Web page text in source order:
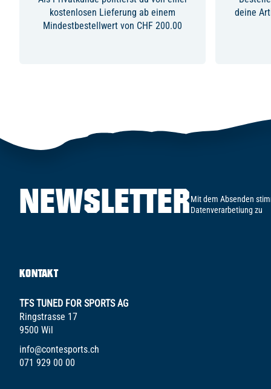
kostenlosen Lieferung ab einem
Mindestbestellwert von CHF 200.00
deine
NEWSLETTERMit dem Absenden
Datenverarbetiung zu
KONTAKT
TFS TUNED FOR SPORTS AG
Ringstrasse 17
9500 Wil
info@contesports.ch
071 929 00 00